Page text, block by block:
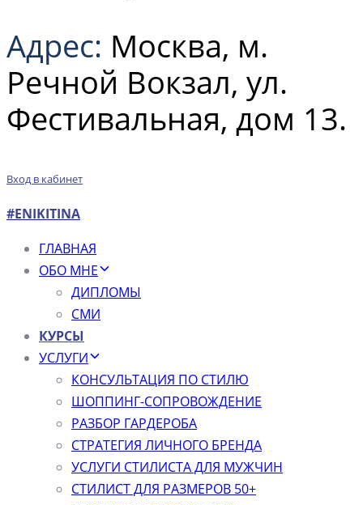
Адрес: Москва, м.
Речной Вокзал, ул.
Фестивальная, дом 13.
Вход в кабинет
#ENIKITINA
ГЛАВНАЯ
ОБО МНЕ
ДИПЛОМЫ
СМИ
КУРСЫ
УСЛУГИ
КОНСУЛЬТАЦИЯ ПО СТИЛЮ
ШОППИНГ-СОПРОВОЖДЕНИЕ
РАЗБОР ГАРДЕРОБА
СТРАТЕГИЯ ЛИЧНОГО БРЕНДА
УСЛУГИ СТИЛИСТА ДЛЯ МУЖЧИН
СТИЛИСТ ДЛЯ РАЗМЕРОВ 50+